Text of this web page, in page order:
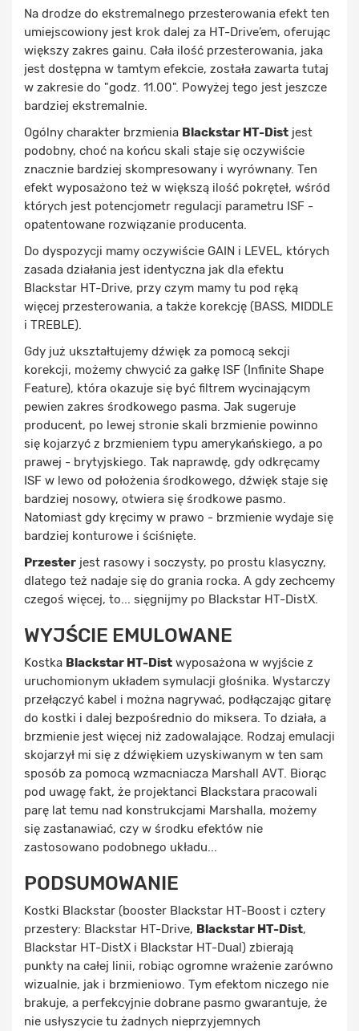
Na drodze do ekstremalnego przesterowania efekt ten
umiejscowiony jest krok dalej za HT-Drive’em, oferując
większy zakres gainu. Cała ilość przesterowania, jaka
jest dostępna w tamtym efekcie, została zawarta tutaj
w zakresie do "godz. 11.00". Powyżej tego jest jeszcze
bardziej ekstremalnie.
Ogólny charakter brzmienia Blackstar HT-Dist jest
podobny, choć na końcu skali staje się oczywiście
znacznie bardziej skompresowany i wyrównany. Ten
efekt wyposażono też w większą ilość pokręteł, wśród
których jest potencjometr regulacji parametru ISF -
opatentowane rozwiązanie producenta.
Do dyspozycji mamy oczywiście GAIN i LEVEL, których
zasada działania jest identyczna jak dla efektu
Blackstar HT-Drive, przy czym mamy tu pod ręką
więcej przesterowania, a także korekcję (BASS, MIDDLE
i TREBLE).
Gdy już ukształtujemy dźwięk za pomocą sekcji
korekcji, możemy chwycić za gałkę ISF (Infinite Shape
Feature), która okazuje się być filtrem wycinającym
pewien zakres środkowego pasma. Jak sugeruje
producent, po lewej stronie skali brzmienie powinno
się kojarzyć z brzmieniem typu amerykańskiego, a po
prawej - brytyjskiego. Tak naprawdę, gdy odkręcamy
ISF w lewo od położenia środkowego, dźwięk staje się
bardziej nosowy, otwiera się środkowe pasmo.
Natomiast gdy kręcimy w prawo - brzmienie wydaje się
bardziej konturowe i ściśnięte.
Przester jest rasowy i soczysty, po prostu klasyczny,
dlatego też nadaje się do grania rocka. A gdy zechcemy
czegoś więcej, to... sięgnijmy po Blackstar HT-DistX.
WYJŚCIE EMULOWANE
Kostka Blackstar HT-Dist wyposażona w wyjście z
uruchomionym układem symulacji głośnika. Wystarczy
przełączyć kabel i można nagrywać, podłączając gitarę
do kostki i dalej bezpośrednio do miksera. To działa, a
brzmienie jest więcej niż zadowalające. Rodzaj emulacji
skojarzył mi się z dźwiękiem uzyskiwanym w ten sam
sposób za pomocą wzmacniacza Marshall AVT. Biorąc
pod uwagę fakt, że projektanci Blackstara pracowali
parę lat temu nad konstrukcjami Marshalla, możemy
się zastanawiać, czy w środku efektów nie
zastosowano podobnego układu...
PODSUMOWANIE
Kostki Blackstar (booster Blackstar HT-Boost i cztery
przestery: Blackstar HT-Drive, Blackstar HT-Dist,
Blackstar HT-DistX i Blackstar HT-Dual) zbierają
punkty na całej linii, robiąc ogromne wrażenie zarówno
wizualnie, jak i brzmieniowo. Tym efektom niczego nie
brakuje, a perfekcyjnie dobrane pasmo gwarantuje, że
nie usłyszycie tu żadnych nieprzyjemnych